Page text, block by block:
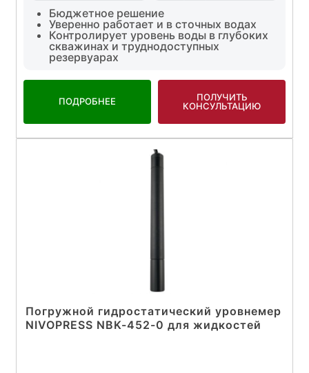
Бюджетное решение
Уверенно работает и в сточных водах
Контролирует уровень воды в глубоких
скважинах и труднодоступных
резервуарах
ПОДРОБНЕЕ
ПОЛУЧИТЬ
КОНСУЛЬТАЦИЮ
Погружной гидростатический уровнемер
NIVOPRESS NBK-452-0 для жидкостей